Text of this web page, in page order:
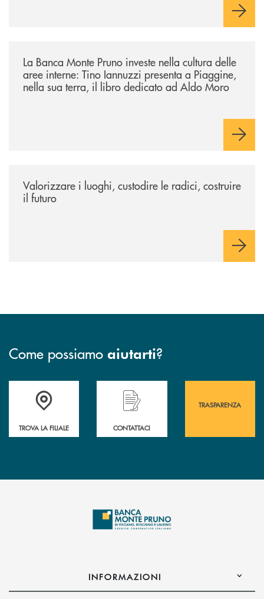
La Banca Monte Pruno investe nella cultura delle
aree interne: Tino Iannuzzi presenta a Piaggine,
nella sua terra, il libro dedicato ad Aldo Moro
Valorizzare i luoghi, custodire le radici, costruire
il futuro
Come possiamo aiutarti?
Accedi all' elenco completo&nbsp; delle&nbsp; filiali&nbsp; di Banca
TROVA LA FILIALE
Hai bisogno di assistenza immediata?
CONTATTACI
TRASPARENZA
INFORMAZIONI